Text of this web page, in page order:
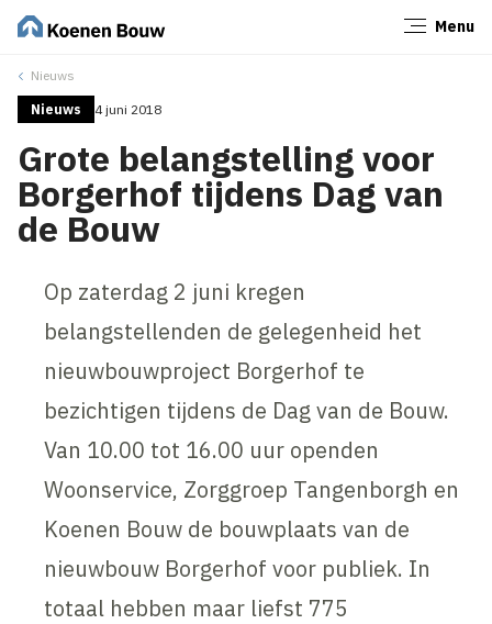
Menu
Nieuws
Nieuws 4 juni 2018
Grote belangstelling voor
Borgerhof tijdens Dag van
de Bouw
Op zaterdag 2 juni kregen
belangstellenden de gelegenheid het
nieuwbouwproject Borgerhof te
bezichtigen tijdens de Dag van de Bouw.
Van 10.00 tot 16.00 uur openden
Woonservice, Zorggroep Tangenborgh en
Koenen Bouw de bouwplaats van de
nieuwbouw Borgerhof voor publiek. In
totaal hebben maar liefst 775
Sluiten